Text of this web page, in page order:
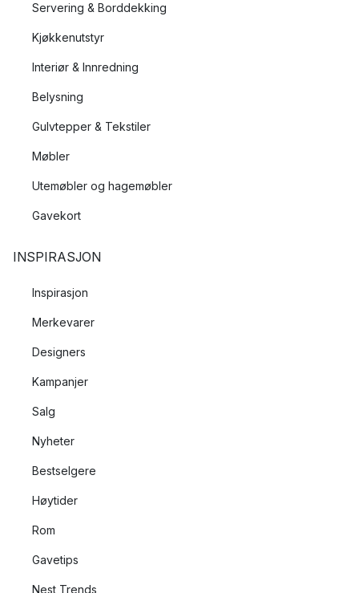
Servering & Borddekking
Kjøkkenutstyr
Interiør & Innredning
Belysning
Gulvtepper & Tekstiler
Møbler
Utemøbler og hagemøbler
Gavekort
INSPIRASJON
Inspirasjon
Merkevarer
Designers
Kampanjer
Salg
Nyheter
Bestselgere
Høytider
Rom
Gavetips
Nest Trends